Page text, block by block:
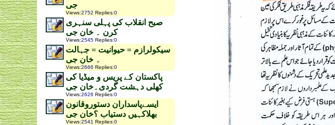
جی
Views:2752 Replies:0
صبح انقلاب کی پہلی سنہری
کرن ۔ خان جی
Views:2545 Replies:0
سیکولرازم = حیوانیت = جہالت
۔ خان جی
Views:2666 Replies:0
پاکستان کے پریس و میڈیا کی
کھلی دہشت گردی۔خان جی
Views:2626 Replies:0
ایسےپاسداران دستوروقانون
بھلاکہیں دستیاب ؟خان جی
Views:2541 Replies:0